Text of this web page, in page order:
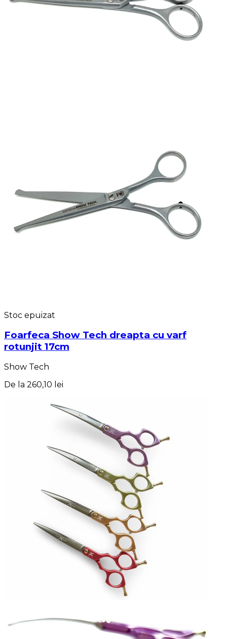
Stoc epuizat
Foarfeca Show Tech dreapta cu varf
rotunjit 17cm
Show Tech
De la 260,10 lei